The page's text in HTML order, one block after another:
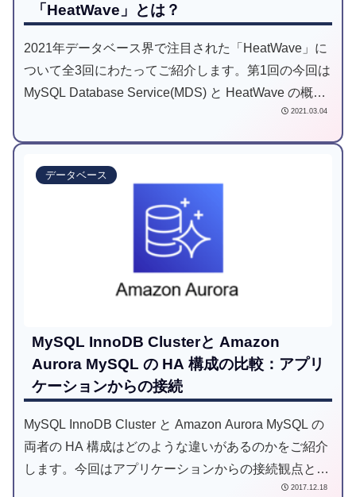
「HeatWave」とは？
2021年データベース界で注目された「HeatWave」に
ついて全3回にわたってご紹介します。第1回の今回は
MySQL Database Service(MDS) と HeatWave の概要
2021.03.04
データベース
MySQL InnoDB Clusterと Amazon
Aurora MySQL の HA 構成の比較：アプリ
ケーションからの接続
MySQL InnoDB Cluster と Amazon Aurora MySQL の
両者の HA 構成はどのような違いがあるのかをご紹介
します。今回はアプリケーションからの接続観点と機
2017.12.18